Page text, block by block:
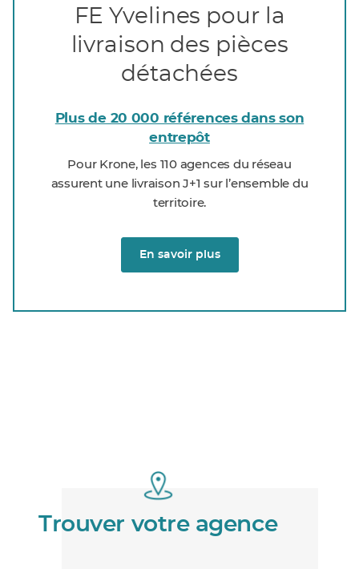
FE Yvelines pour la
livraison des pièces
détachées
Plus de 20 000 références dans son
entrepôt
Pour Krone, les 110 agences du réseau
assurent une livraison J+1 sur l’ensemble du
territoire.
En savoir plus
Trouver votre agence